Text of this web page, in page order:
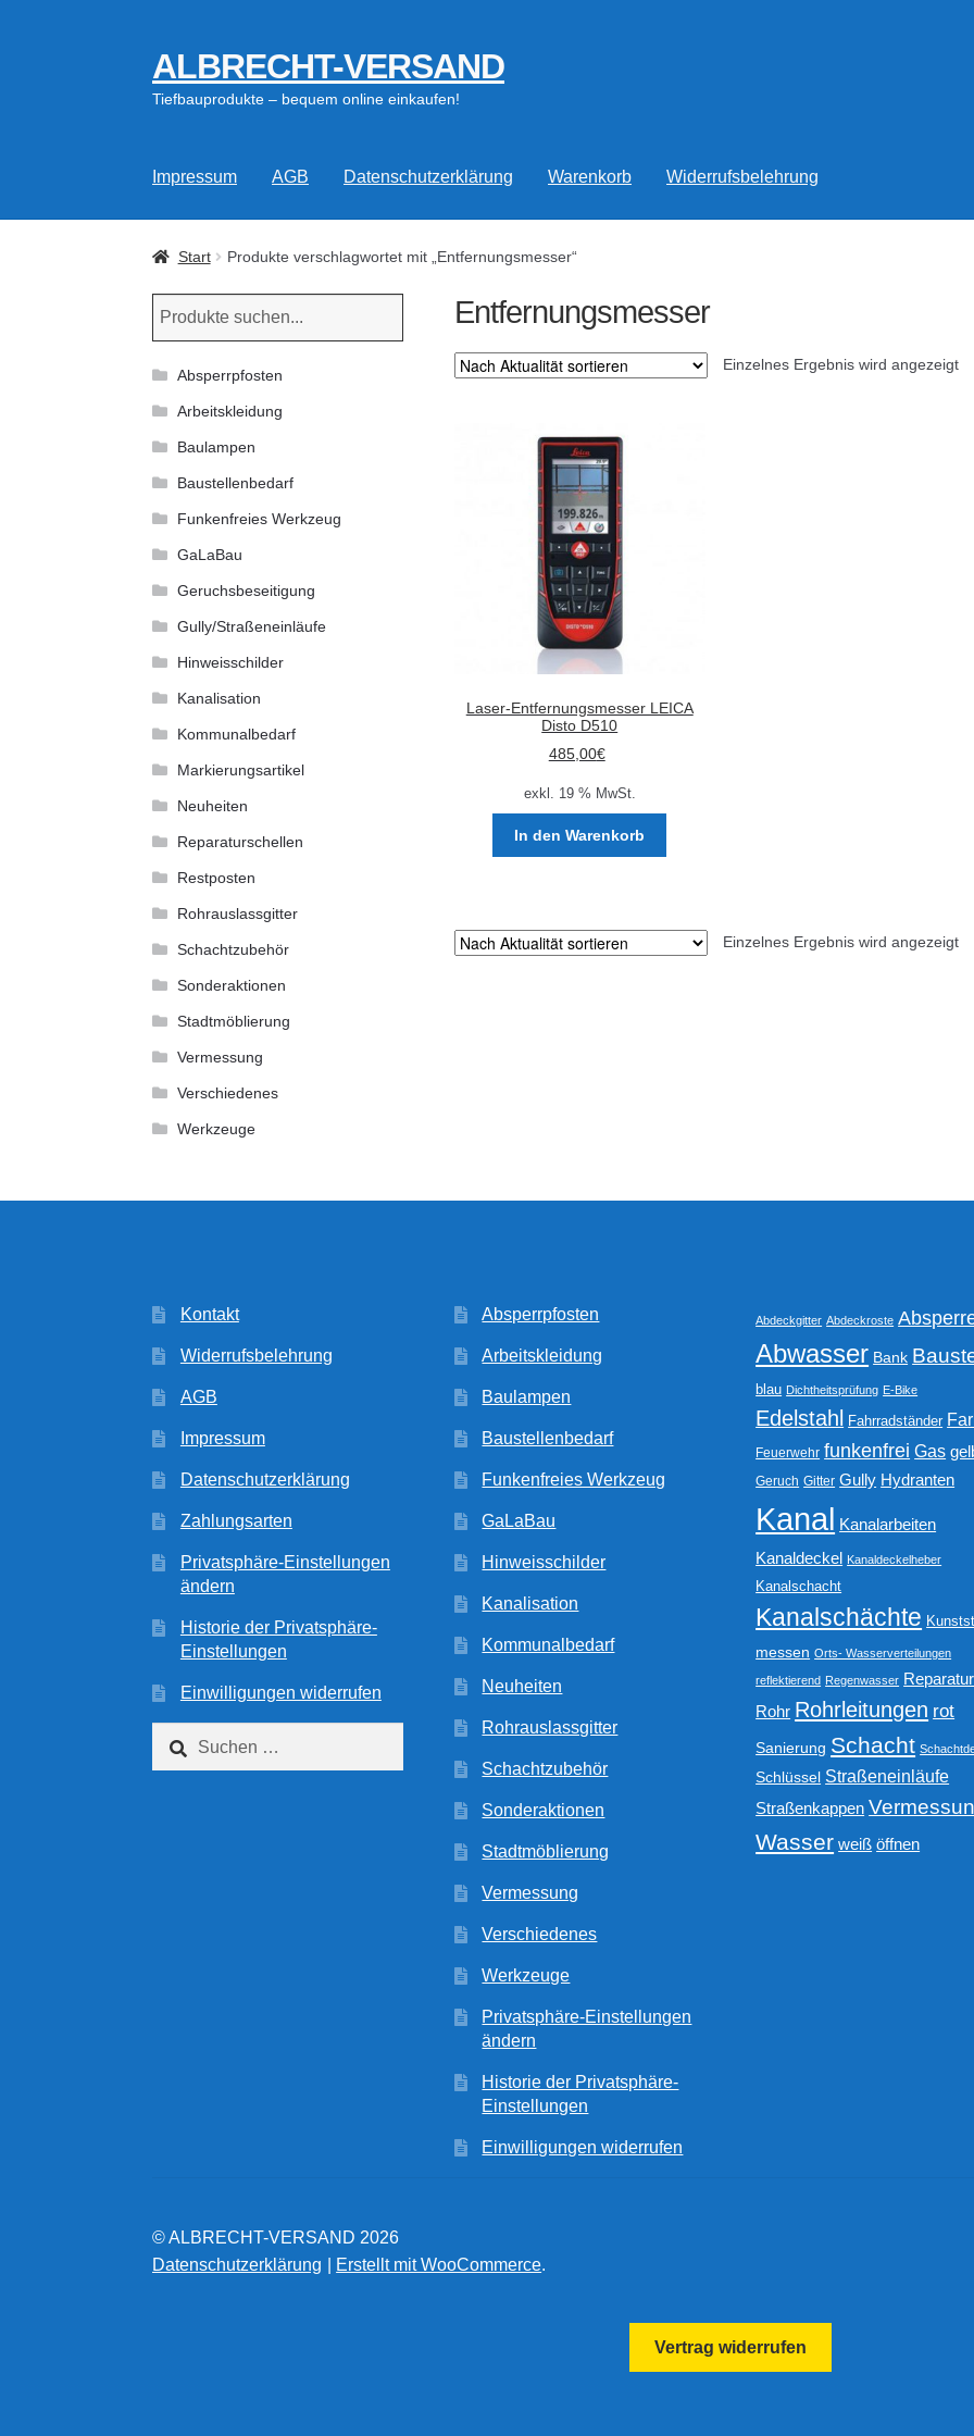
Zur
Navigation
springen
Zum
Inhalt
springen
ALBRECHT-VERSAND
Tiefbauprodukte – bequem online einkaufen!
Impressum AGB Datenschutzerklärung Warenkorb Widerrufsbelehrung
Start Produkte verschlagwortet mit „Entfernungsmesser“
Entfernungsmesser
Einzelnes Ergebnis wird angezeigt
Laser-Entfernungsmesser LEICA
Disto D510
485,00€
exkl. 19 % MwSt.
In den Warenkorb
Einzelnes Ergebnis wird angezeigt
Absperrpfosten
Arbeitskleidung
Baulampen
Baustellenbedarf
Funkenfreies Werkzeug
GaLaBau
Geruchsbeseitigung
Gully/Straßeneinläufe
Hinweisschilder
Kanalisation
Kommunalbedarf
Markierungsartikel
Neuheiten
Reparaturschellen
Restposten
Rohrauslassgitter
Schachtzubehör
Sonderaktionen
Stadtmöblierung
Vermessung
Verschiedenes
Werkzeuge
Kontakt
Widerrufsbelehrung
AGB
Impressum
Datenschutzerklärung
Zahlungsarten
Privatsphäre-Einstellungen
ändern
Historie der Privatsphäre-
Einstellungen
Einwilligungen widerrufen
nach:
Absperrpfosten
Arbeitskleidung
Baulampen
Baustellenbedarf
Funkenfreies Werkzeug
GaLaBau
Hinweisschilder
Kanalisation
Kommunalbedarf
Neuheiten
Rohrauslassgitter
Schachtzubehör
Sonderaktionen
Stadtmöblierung
Vermessung
Verschiedenes
Werkzeuge
Privatsphäre-Einstellungen
ändern
Historie der Privatsphäre-
Einstellungen
Einwilligungen widerrufen
Abdeckgitter Abdeckroste
Abwasser Bank
blau Dichtheitsprüfung E-Bike
Edelstahl Fahrradständer
Feuerwehr funkenfrei Gas
Geruch Gitter Gully Hydranten
Kanal Kanalarbeiten
Kanaldeckel Kanaldeckelheber
Kanalschacht
Kanalschächte
messen Orts- Wasserverteilungen
reflektierend Regenwasser Reparatur
Rohr Rohrleitungen rot
Sanierung Schacht
Schlüssel Straßeneinläufe
Straßenkappen
Wasser weiß öffnen
© ALBRECHT-VERSAND 2026
Datenschutzerklärung
Erstellt mit WooCommerce.
Vertrag widerrufen